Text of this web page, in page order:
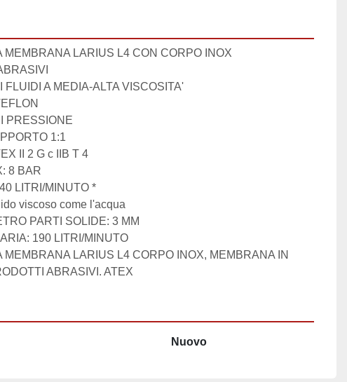
MEMBRANA LARIUS L4 CON CORPO INOX
FLUIDI A MEDIA-ALTA VISCOSITA'
8 BAR
MEMBRANA LARIUS L4 CORPO INOX, MEMBRANA IN
ABRASIVI. ATEX
Nuovo